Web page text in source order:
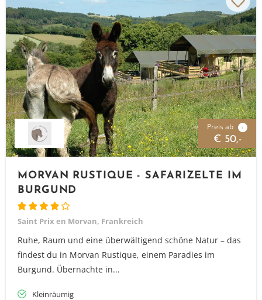
Preis ab i
€ 50,-
MORVAN RUSTIQUE - SAFARIZELTE IM
BURGUND
Saint Prix en Morvan, Frankreich
Ruhe, Raum und eine überwältigend schöne Natur – das
findest du in Morvan Rustique, einem Paradies im
Burgund. Übernachte in...
Kleinräumig